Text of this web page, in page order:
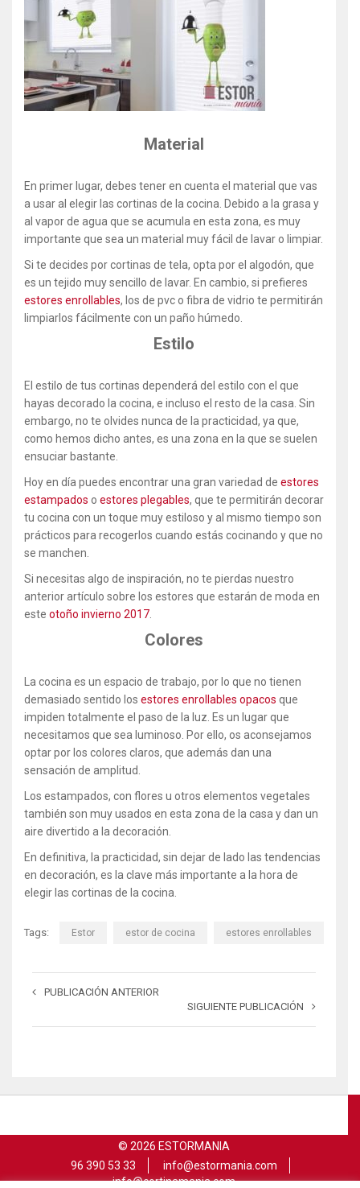
Material
En primer lugar, debes tener en cuenta el material que vas
a usar al elegir las cortinas de la cocina. Debido a la grasa y
al vapor de agua que se acumula en esta zona, es muy
importante que sea un material muy fácil de lavar o limpiar.
Si te decides por cortinas de tela, opta por el algodón, que
es un tejido muy sencillo de lavar. En cambio, si prefieres
estores enrollables, los de pvc o fibra de vidrio te permitirán
limpiarlos fácilmente con un paño húmedo.
Estilo
El estilo de tus cortinas dependerá del estilo con el que
hayas decorado la cocina, e incluso el resto de la casa. Sin
embargo, no te olvides nunca de la practicidad, ya que,
como hemos dicho antes, es una zona en la que se suelen
ensuciar bastante.
Hoy en día puedes encontrar una gran variedad de estores
estampados o estores plegables, que te permitirán decorar
tu cocina con un toque muy estiloso y al mismo tiempo son
prácticos para recogerlos cuando estás cocinando y que no
se manchen.
Si necesitas algo de inspiración, no te pierdas nuestro
anterior artículo sobre los estores que estarán de moda en
este otoño invierno 2017
Colores
La cocina es un espacio de trabajo, por lo que no tienen
demasiado sentido los estores enrollables opacos que
impiden totalmente el paso de la luz. Es un lugar que
necesitamos que sea luminoso. Por ello, os aconsejamos
optar por los colores claros, que además dan una
sensación de amplitud.
Los estampados, con flores u otros elementos vegetales
también son muy usados en esta zona de la casa y dan un
aire divertido a la decoración.
En definitiva, la practicidad, sin dejar de lado las tendencias
en decoración, es la clave más importante a la hora de
elegir las cortinas de la cocina.
Tags: Estor estor de cocina estores enrollables
PUBLICACIÓN ANTERIOR
SIGUIENTE PUBLICACIÓN
© 2026 ESTORMANIA
96 390 53 33
info@estormania.com
info@cortinamania.com